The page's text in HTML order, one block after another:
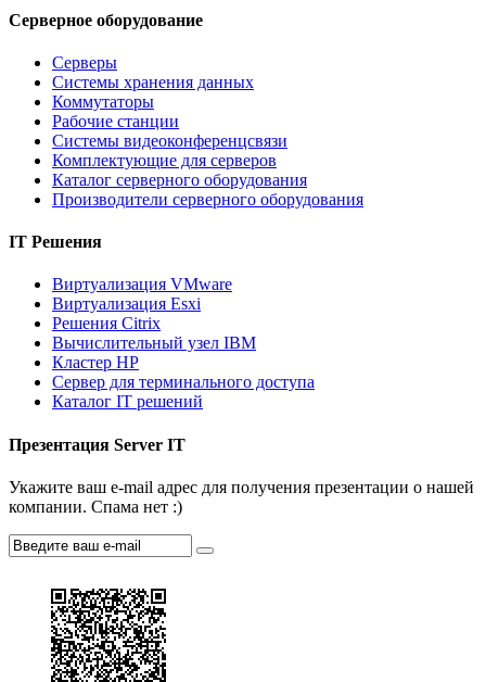
Серверное оборудование
Серверы
Системы хранения данных
Коммутаторы
Рабочие станции
Системы видеоконференцсвязи
Комплектующие для серверов
Каталог серверного оборудования
Производители серверного оборудования
IT Решения
Виртуализация VMware
Виртуализация Esxi
Решения Citrix
Вычислительный узел IBM
Кластер HP
Сервер для терминального доступа
Каталог IT решений
Презентация Server IT
Укажите ваш e-mail адрес для получения презентации о нашей
компании. Спама нет :)